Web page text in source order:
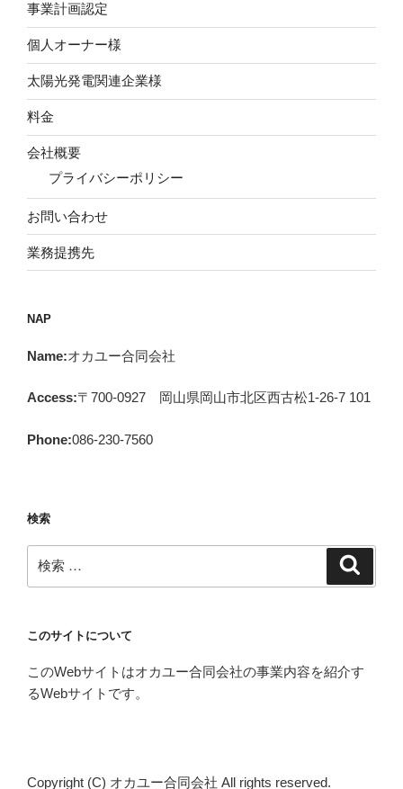
事業計画認定
個人オーナー様
太陽光発電関連企業様
料金
会社概要
プライバシーポリシー
お問い合わせ
業務提携先
NAP
Name:オカユー合同会社
Access:〒700-0927 岡山県岡山市北区西古松1-26-7 101
Phone:086-230-7560
検索
索:
このサイトについて
このWebサイトはオカユー合同会社の事業内容を紹介す
るWebサイトです。
Copyright (C) オカユー合同会社 All rights reserved.